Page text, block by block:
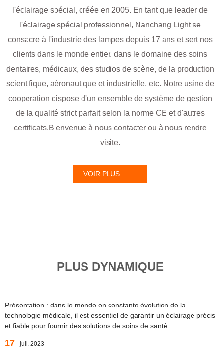
l'éclairage spécial, créée en 2005. En tant que leader de
l'éclairage spécial professionnel, Nanchang Light se
consacre à l'industrie des lampes depuis 17 ans et sert nos
clients dans le monde entier. dans le domaine des soins
dentaires, médicaux, des studios de scène, de la production
scientifique, aéronautique et industrielle, etc. Notre usine de
coopération dispose d'un ensemble de système de gestion
de la qualité strict parfait selon la norme CE et d'autres
certificats.Bienvenue à nous contacter ou à nous rendre
visite.
VOIR PLUS
PLUS DYNAMIQUE
Présentation : dans le monde en constante évolution de la
technologie médicale, il est essentiel de garantir un éclairage précis
et fiable pour fournir des solutions de soins de santé
spécialisée dans la production et la vente professionnelles
17 juil. 2023